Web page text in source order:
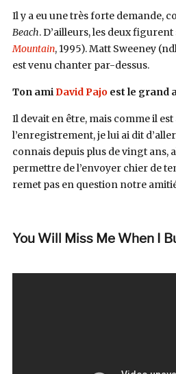
Il y a eu une très forte demande,
Beach. D’ailleurs, les deux
Mountain, 1995). Matt Sweeney
est venu chanter par-dessus.
Ton amiDavid Pajoest le grand
Il devait en être, mais comme il
l’enregistrement, je lui ai dit
connais depuis plus de vingt ans,
permettre de l’envoyer chier de
remet pas en question notre
You Will Miss Me When I